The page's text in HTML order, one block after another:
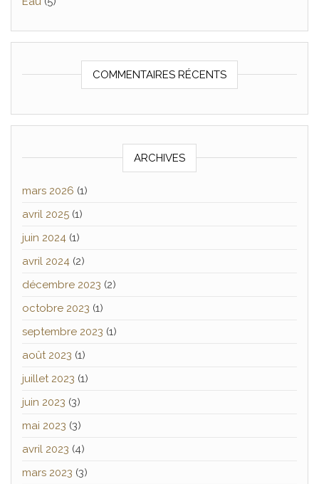
COMMENTAIRES RÉCENTS
ARCHIVES
mars 2026 (1)
avril 2025 (1)
juin 2024 (1)
avril 2024 (2)
décembre 2023 (2)
octobre 2023 (1)
septembre 2023 (1)
août 2023 (1)
juillet 2023 (1)
juin 2023 (3)
mai 2023 (3)
avril 2023 (4)
mars 2023 (3)